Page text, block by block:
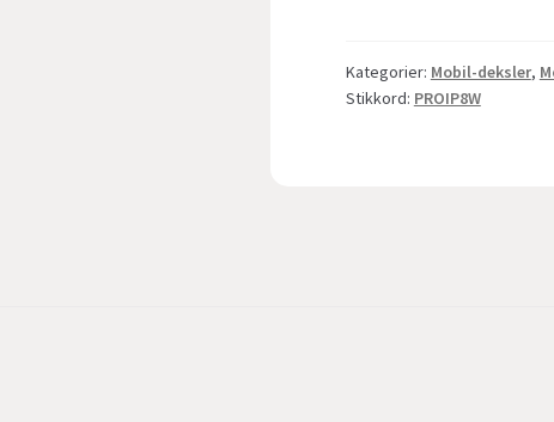
white
antall
Kategorier: Mobil-deksler,
Stikkord: PROIP8W